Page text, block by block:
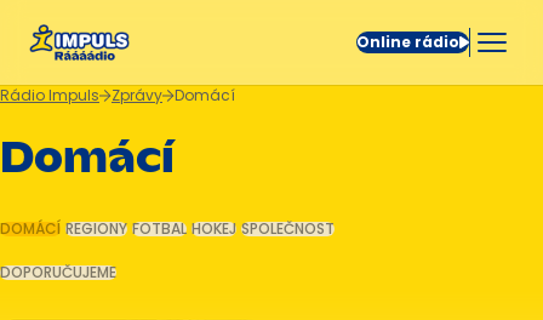
Online rádio
Rádio Impuls Zprávy Domácí
Domácí
DOMÁCÍ REGIONY FOTBAL HOKEJ SPOLEČNOST
DOPORUČUJEME